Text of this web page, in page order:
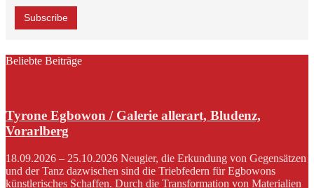
Beliebte Beiträge
Tyrone Egbowon / Galerie allerart, Bludenz,
Vorarlberg
18.09.2026 – 25.10.2026 Neugier, die Erkundung von Gegensätzen
und der Tanz dazwischen sind die Triebfedern für Egbowons
künstlerisches Schaffen. Durch die Transformation von Materialien